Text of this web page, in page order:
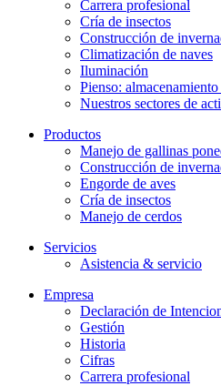
Carrera profesional
Cría de insectos
Construcción de
Climatización de naves
Iluminación
Pienso:
Nuestros sectores de
Productos
Manejo de gallinas
Construcción de
Engorde de aves
Cría de insectos
Manejo de cerdos
Servicios
Asistencia & servicio
Empresa
Declaración de
Gestión
Historia
Cifras
Carrera profesional